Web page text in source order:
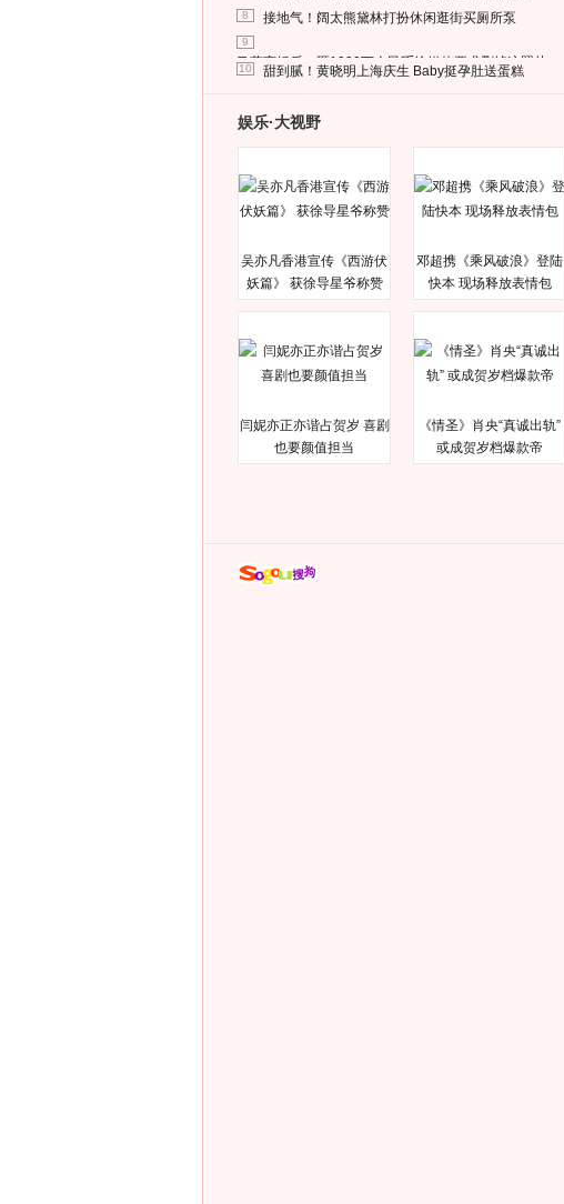
8 接地气！阔太熊黛林打扮休闲逛街买厕所泵
9
马蓉离婚后，砸1000万人民币给媒体要求删掉这照片
10 甜到腻！黄晓明上海庆生 Baby挺孕肚送蛋糕
娱乐·大视野
吴亦凡香港宣传《西游伏
妖篇》 获徐导星爷称赞
邓超携《乘风破浪》登陆
快本 现场释放表情包
闫妮亦正亦谐占贺岁 喜剧
也要颜值担当
《情圣》肖央“真诚出轨”
或成贺岁档爆款帝